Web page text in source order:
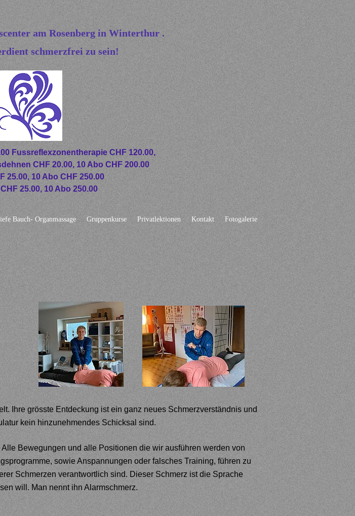
am Rosenberg in Winterthur .
schmerzfrei zu sein!
Fussreflexzonentherapie CHF 120.00,
CHF 20.00, 10 Abo CHF 200.00
25.00, 10 Abo CHF 250.00
25.00, 10 Abo 250.00
Bauch- Organmassage Gruppenkurse Privatlektionen Kontakt Fotogalerie
Ihre grösste Entdeckung ist ein ganz neues Schmerzverständnisund
kein hinzunehmendes Schicksal sind.
Bewegungen und alle Positionen die wir ausführen werden von
sowie Anspannungen oder falsches Training, führen zu
Schmerzen verantwortlich sind. Dieser Schmerz ist die Sprache
will. Man nennt ihn Alarmschmerz.